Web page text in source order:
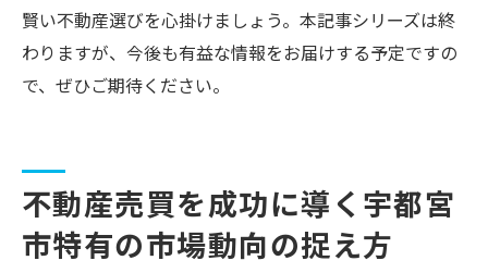
賢い不動産選びを心掛けましょう。本記事シリーズは終
わりますが、今後も有益な情報をお届けする予定ですの
で、ぜひご期待ください。
不動産売買を成功に導く宇都宮
市特有の市場動向の捉え方